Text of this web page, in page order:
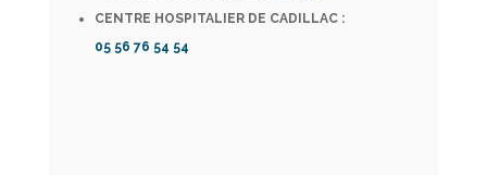
CENTRE HOSPITALIER DE CADILLAC :
05 56 76 54 54